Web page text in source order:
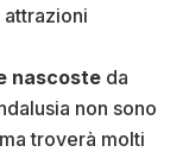
nascoste da
non sono
troverà molti